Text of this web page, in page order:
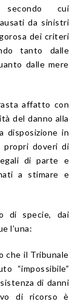
secondo cui
da sinistri
dei criteri
tanto dalle
dalle mere
affatto con
del danno alla
disposizione in
propri doveri di
di parte e
a stimare e
di specie, dai
l’una:
che il Tribunale
“impossibile”
di danni
di ricorso è